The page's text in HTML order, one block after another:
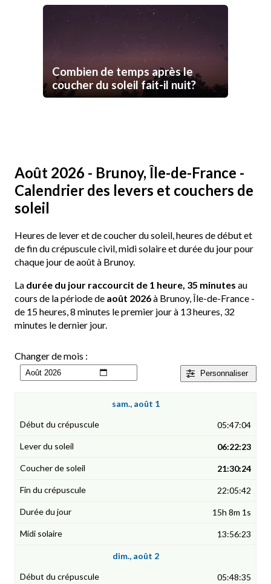
Combien de temps après le
coucher du soleil fait-il nuit?
Août 2026 - Brunoy, Île-de-France -
Calendrier des levers et couchers de
soleil
Heures de lever et de coucher du soleil, heures de début et
de fin du crépuscule civil, midi solaire et durée du jour pour
chaque jour de août à Brunoy.
La durée du jour raccourcit de 1 heure, 35 minutes au
cours de la période de août 2026à Brunoy, Île-de-France -
de 15 heures, 8 minutes le premier jour à 13 heures, 32
minutes le dernier jour.
Personnaliser
Changer de mois :
sam., août 1
05:47:04
06:22:23
21:30:24
22:05:42
15h 8m 1s
13:56:23
dim., août 2
05:48:35